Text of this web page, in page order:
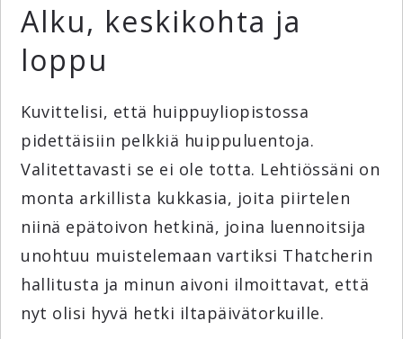
Alku, keskikohta ja
loppu
Kuvittelisi, että huippuyliopistossa
pidettäisiin pelkkiä huippuluentoja.
Valitettavasti se ei ole totta. Lehtiössäni on
monta arkillista kukkasia, joita piirtelen
niinä epätoivon hetkinä, joina luennoitsija
unohtuu muistelemaan vartiksi Thatcherin
hallitusta ja minun aivoni ilmoittavat, että
nyt olisi hyvä hetki iltapäivätorkuille.